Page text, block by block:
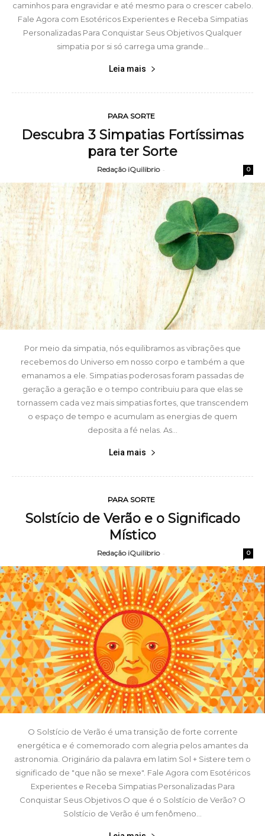
caminhos para engravidar e até mesmo para o crescer cabelo.
Fale Agora com Esotéricos Experientes e Receba Simpatias
Personalizadas Para Conquistar Seus Objetivos Qualquer
simpatia por si só carrega uma grande...
Leia mais
PARA SORTE
Descubra 3 Simpatias Fortíssimas
para ter Sorte
Redação iQuilibrio - 0
Por meio da simpatia, nós equilibramos as vibrações que
recebemos do Universo em nosso corpo e também a que
emanamos a ele. Simpatias poderosas foram passadas de
geração a geração e o tempo contribuiu para que elas se
tornassem cada vez mais simpatias fortes, que transcendem
o espaço de tempo e acumulam as energias de quem
deposita a fé nelas. As...
Leia mais
PARA SORTE
Solstício de Verão e o Significado
Místico
Redação iQuilibrio - 0
O Solstício de Verão é uma transição de forte corrente
energética e é comemorado com alegria pelos amantes da
astronomia. Originário da palavra em latim Sol + Sistere tem o
significado de "que não se mexe". Fale Agora com Esotéricos
Experientes e Receba Simpatias Personalizadas Para
Conquistar Seus Objetivos O que é o Solstício de Verão? O
Solstício de Verão é um fenômeno...